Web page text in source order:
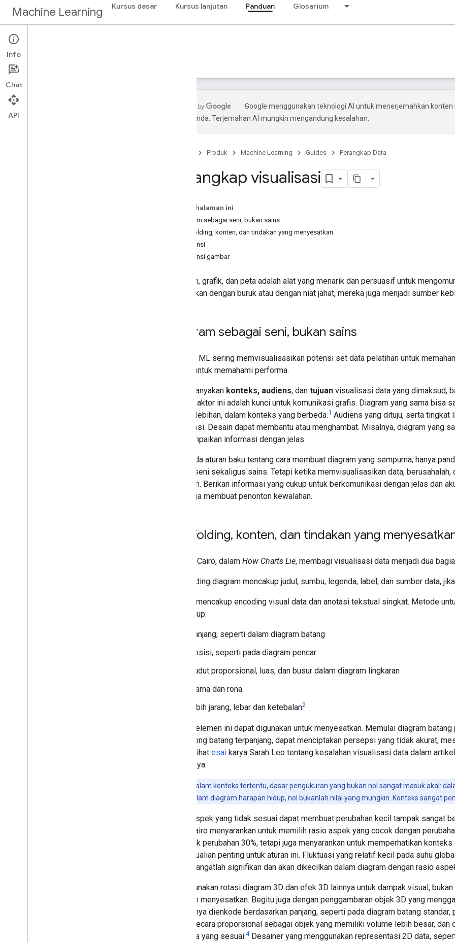
Machine Learning Kursus dasar Kursus lanjutan Panduan Glosarium
Guides
Beranda
Google menggunakan teknologi AI untuk menerjemahkan konten
pilihan Anda. Terjemahan AI mungkin mengandung kesalahan.
Produk Machine Learning Guides Perangkap Data
Perangkap visualisasi
Pada halaman ini
Diagram sebagai seni, bukan sains
Scaffolding, konten, dan tindakan yang menyesatkan
Referensi
Referensi gambar
Diagram, grafik, dan peta adalah alat yang menarik dan persuasif untuk
dikerahkan dengan buruk atau dengan niat jahat, mereka juga menjadi sumber
Diagram sebagai seni, bukan sains
Praktisi ML sering memvisualisasikan potensi set data pelatihan untuk
model untuk memahami performa.
Selalu tanyakan konteks, audiens, dan tujuan visualisasi data yang dimaksud,
Ketiga faktor ini adalah kunci untuk komunikasi grafis. Diagram yang sama bisa
dan berlebihan, dalam konteks yang berbeda.1 Audiens yang dituju, serta tingkat
bervariasi. Desain dapat membantu atau menghambat. Misalnya, diagram yang
menyampaikan informasi dengan jelas.
Tidak ada aturan baku tentang cara membuat diagram yang sempurna, hanya
adalah seni sekaligus sains. Tetapi ketika memvisualisasikan data,
kejujuran. Berikan informasi yang cukup untuk berkomunikasi dengan jelas dan
sehingga membuat penonton kewalahan.
Scaffolding, konten, dan tindakan yang
Alberto Cairo, dalam How Charts Lie, membagi visualisasi data menjadi dua
Scaffolding diagram mencakup judul, sumbu, legenda, label, dan sumber data,
Konten mencakup encoding visual data dan anotasi tekstual singkat. Metode
mencakup:
panjang, seperti dalam diagram batang
posisi, seperti pada diagram pencar
sudut proporsional, luas, dan busur dalam diagram lingkaran
warna dan rona
lebih jarang, lebar dan ketebalan2
Semua elemen ini dapat digunakan untuk menyesatkan. Memulai diagram
memotong batang terpanjang, dapat menciptakan persepsi yang tidak akurat,
ruang. Lihat esai karya Sarah Leo tentang kesalahan visualisasi data dalam
contohnya.
Dalam konteks tertentu, dasar pengukuran yang bukan nol sangat masuk akal:
khusus, dan dalam diagram harapan hidup, nol bukanlah nilai yang mungkin. Konteks sangat
Rasio aspek yang tidak sesuai dapat membuat perubahan kecil tampak sangat
kecil. Cairo menyarankan untuk memilih rasio aspek yang cocok dengan
3:1 untuk perubahan 30%, tetapi juga menyarankan untuk memperhatikan
pengecualian penting untuk aturan ini. Fluktuasi yang relatif kecil pada suhu
100C, sangatlah signifikan dan akan dikecilkan dalam diagram dengan rasio
Menggunakan rotasi diagram 3D dan efek 3D lainnya untuk dampak visual,
mungkin menyesatkan. Begitu juga dengan penggambaran objek 3D yang
data hanya dienkode berdasarkan panjang, seperti pada diagram batang
besar secara proporsional sebagai objek yang memiliki volume lebih besar, dan
daripada yang sesuai.4Desainer yang menggunakan representasi 2D data,
Info
Chat
API